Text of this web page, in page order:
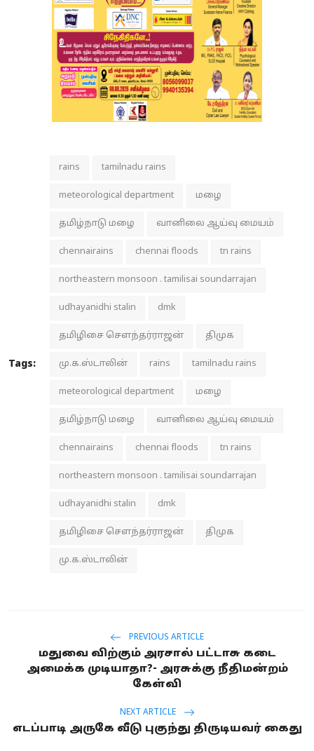
Tags:
rains tamilnadu rains
meteorological department மழை
தமிழ்நாடு மழை வானிலை ஆய்வு மையம்
chennairains chennai floods tn rains
northeastern monsoon . tamilisai soundarrajan
udhayanidhi stalin dmk
தமிழிசை சௌந்தர்ராஜன் திமுக
மு.க.ஸ்டாலின் rains tamilnadu rains
meteorological department மழை
தமிழ்நாடு மழை வானிலை ஆய்வு மையம்
chennairains chennai floods tn rains
northeastern monsoon . tamilisai soundarrajan
udhayanidhi stalin dmk
தமிழிசை சௌந்தர்ராஜன் திமுக
மு.க.ஸ்டாலின்
PREVIOUS ARTICLE
மதுவை விற்கும் அரசால் பட்டாசு கடை
அமைக்க முடியாதா?- அரசுக்கு நீதிமன்றம்
கேள்வி
NEXT ARTICLE
எடப்பாடி அருகே வீடு புகுந்து திருடியவர் கைது